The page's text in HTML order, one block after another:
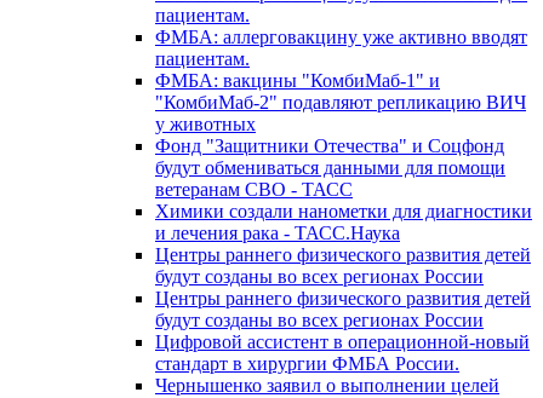
пациентам.
ФМБА: аллерговакцину уже активно вводят
пациентам.
ФМБА: вакцины "КомбиМаб-1" и
"КомбиМаб-2" подавляют репликацию ВИЧ
у животных
Фонд "Защитники Отечества" и Соцфонд
будут обмениваться данными для помощи
ветеранам СВО - ТАСС
Химики создали нанометки для диагностики
и лечения рака - ТАСС.Наука
Центры раннего физического развития детей
будут созданы во всех регионах России
Центры раннего физического развития детей
будут созданы во всех регионах России
Цифровой ассистент в операционной-новый
стандарт в хирургии ФМБА России.
Чернышенко заявил о выполнении целей